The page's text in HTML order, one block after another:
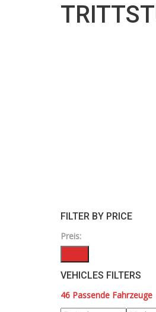
FILTER BY PRICE
Preis:
VEHICLES FILTERS
46 Passende Fahrzeuge